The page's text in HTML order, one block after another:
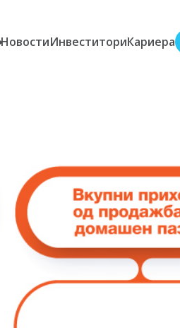
НовостиИнвеститориКариера